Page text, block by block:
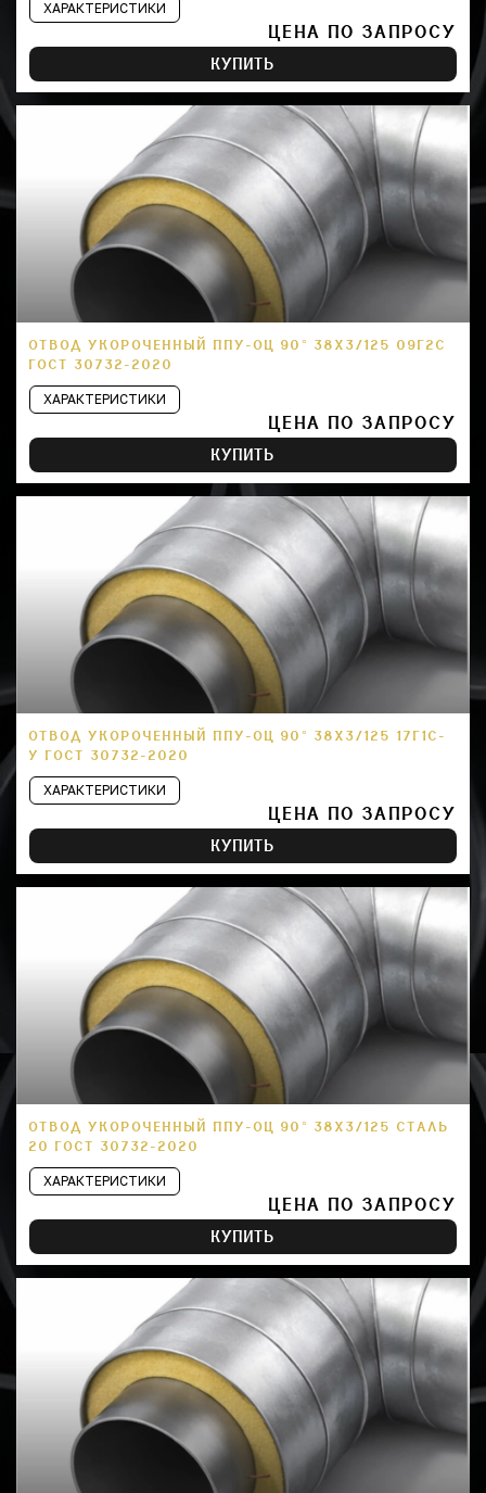
ХАРАКТЕРИСТИКИ
ЦЕНА ПО ЗАПРОСУ
КУПИТЬ
ОТВОД УКОРОЧЕННЫЙ ППУ-ОЦ 90° 38Х3/125 09Г2С
ГОСТ 30732-2020
ХАРАКТЕРИСТИКИ
ЦЕНА ПО ЗАПРОСУ
КУПИТЬ
ОТВОД УКОРОЧЕННЫЙ ППУ-ОЦ 90° 38Х3/125 17Г1С-
У ГОСТ 30732-2020
ХАРАКТЕРИСТИКИ
ЦЕНА ПО ЗАПРОСУ
КУПИТЬ
ОТВОД УКОРОЧЕННЫЙ ППУ-ОЦ 90° 38Х3/125 СТАЛЬ
20 ГОСТ 30732-2020
ХАРАКТЕРИСТИКИ
ЦЕНА ПО ЗАПРОСУ
КУПИТЬ